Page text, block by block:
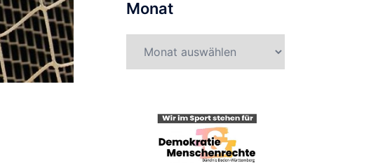
Monat
nach